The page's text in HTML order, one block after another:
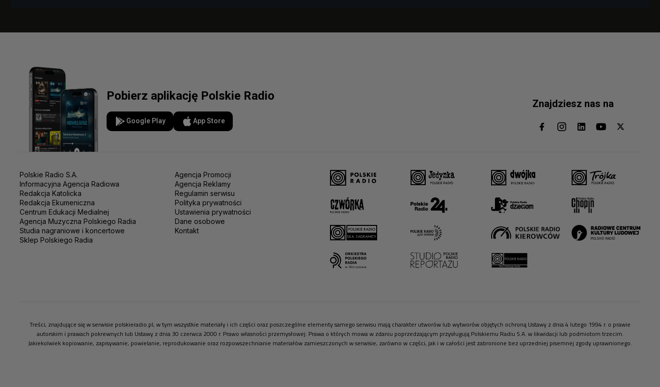
Pobierz aplikację Polskie Radio
Google Play App Store
Znajdziesz nas na
Polskie Radio S.A.
Informacyjna Agencja Radiowa
Redakcja Katolicka
Redakcja Ekumeniczna
Centrum Edukacji Medialnej
Agencja Muzyczna Polskiego Radia
Studia nagraniowe i koncertowe
Sklep Polskiego Radia
Agencja Promocji
Agencja Reklamy
Regulamin serwisu
Polityka prywatności
Ustawienia prywatności
Dane osobowe
Kontakt
Treści, znajdujące się w serwisie polskieradio.pl, w tym wszystkie materiały i ich części oraz poszczególne elementy samego serwisu mają charakter utworów lub wytworów objętych ochroną Ustawy z dnia 4 lutego 1994 r. o prawie
autorskim i prawach pokrewnych lub Ustawy z dnia 30 czerwca 2000 r. Prawo własności przemysłowej. Prawa o których mowa w zdaniu poprzedzającym przysługują Polskiemu Radiu S.A. w likwidacji lub podmiotom trzecim.
Jakiekolwiek kopiowanie, zapisywanie, powielanie, reprodukowanie oraz rozpowszechnianie materiałów zamieszczonych w serwisie, zarówno w części, jak i w całości jest zabronione bez uprzedniej pisemnej zgody uprawnionego.